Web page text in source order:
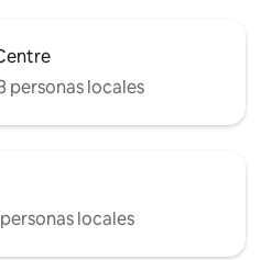
personas locales
locales